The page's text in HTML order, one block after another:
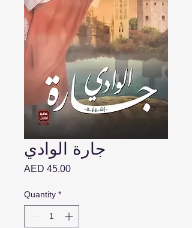
جارة الوادي
AED 45.00Price
Quantity *